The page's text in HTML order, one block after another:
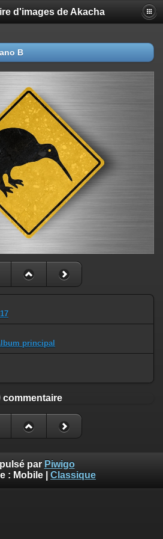
d'images de Akacha
B
principal
commentaire
par Piwigo
: Mobile Classique